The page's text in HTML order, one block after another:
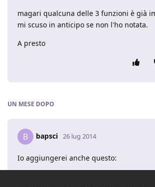
magari qualcuna delle 3 funzioni è già
mi scuso in anticipo se non l'ho notata.
A presto
UN MESE DOPO
B bapsci 26 lug 2014
Io aggiungerei anche questo: